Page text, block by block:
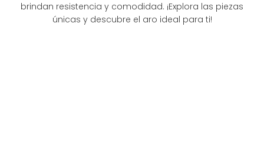
brindan resistencia y comodidad. ¡Explora las piezas
únicas y descubre el aro ideal para ti!